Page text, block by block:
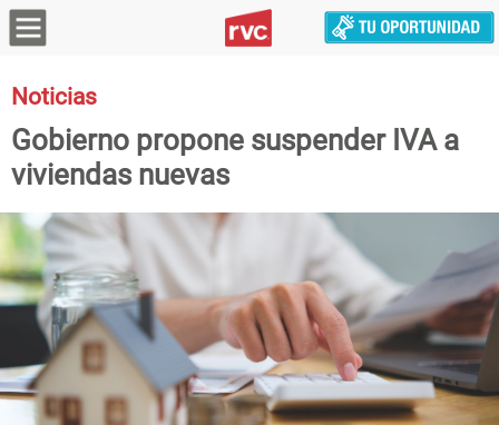
Noticias
Gobierno propone suspender IVA a
viviendas nuevas